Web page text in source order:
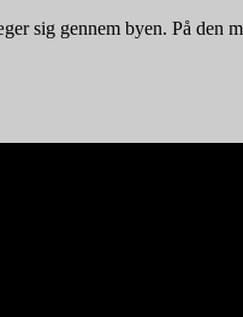
sig gennem byen. På den